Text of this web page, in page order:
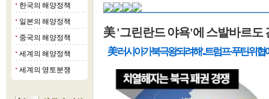
■ 한국의 해양정책
■ 일본의 해양정책
■ 중국의 해양정책
■ 세계의 해양정책
■ 세계의 영토분쟁
美 '그린란드 야욕'에 스발바르도
美 '러시아가 북극 왕 되려 해'...트럼프·푸틴 위협